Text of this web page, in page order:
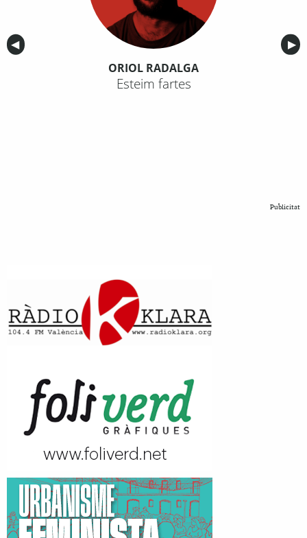
Anterior
◀︎ ▶︎
ORIOL RADALGA
Esteim fartes
Publicitat